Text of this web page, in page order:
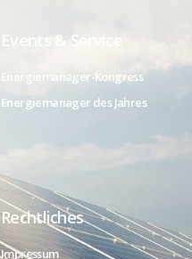
Events & Service
Energiemanager-Kongress
Energiemanager des Jahres
Rechtliches
Impressum